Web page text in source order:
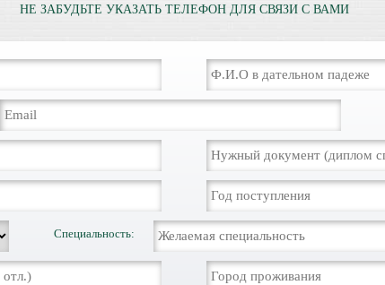
НЕ ЗАБУДЬТЕ УКАЗАТЬ ТЕЛЕФОН ДЛЯ СВЯЗИ С ВАМИ
Специальность: